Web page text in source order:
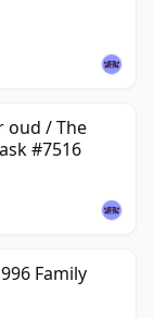
oud / The
#7516
Family